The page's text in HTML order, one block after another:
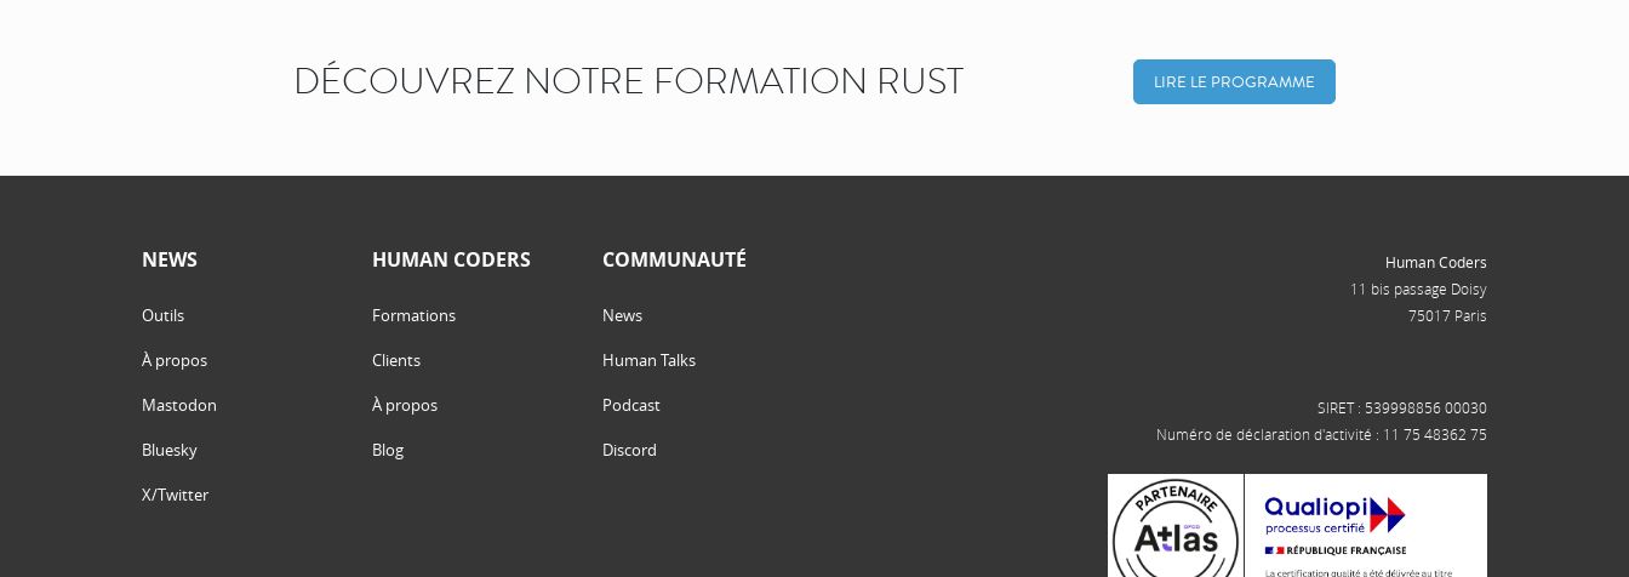
DÉCOUVREZ NOTRE FORMATION RUST LIRE LE PROGRAMME
NEWS
Outils
À propos
Mastodon
Bluesky
X/Twitter
HUMAN CODERS
Formations
Clients
À propos
Blog
COMMUNAUTÉ
News
Human Talks
Podcast
Discord
Human Coders
11 bis passage Doisy
75017 Paris
SIRET : 539998856 00030
Numéro de déclaration d'activité : 11 75 48362 75